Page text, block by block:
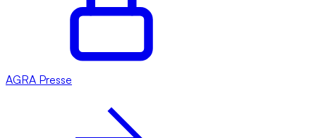
AGRA Presse